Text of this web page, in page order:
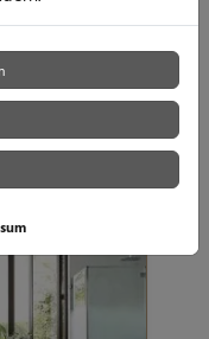
unverbindlich